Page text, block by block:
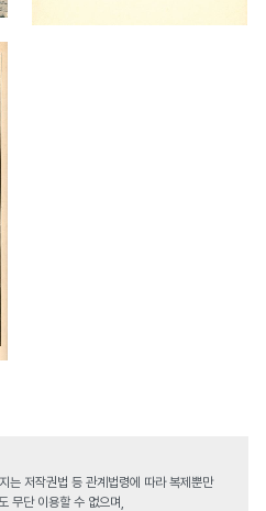
는 저작권법 등 관계법령에 따라 복제뿐만
무단 이용할 수 없으며,